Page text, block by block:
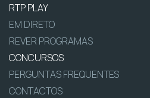
RTP PLAY
EM DIRETO
REVER PROGRAMAS
CONCURSOS
PERGUNTAS FREQUENTES
CONTACTOS